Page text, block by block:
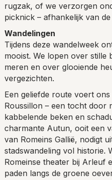
rugzak, of we verzorgen
picknick – afhankelijk van
Wandelingen
Tijdens deze wandelweek
mooist. We lopen over stille
meren en over glooiende
vergezichten.
Een geliefde route voert
Roussillon – een tocht door
kabbelende beken en
charmante Autun, ooit een
van Romeins Gallië, nodigt
stadswandeling vol historie.
Romeinse theater bij Arleuf
paden langs de groene